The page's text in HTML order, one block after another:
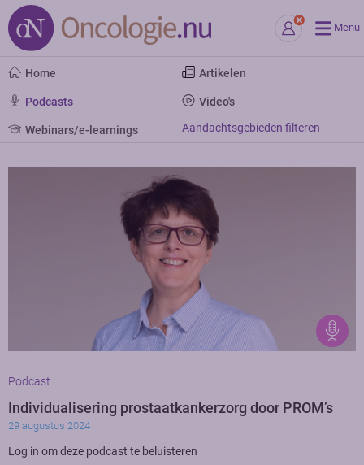
Menu
Home Artikelen
Podcasts Video's
Webinars/e-learnings Aandachtsgebieden filteren
Podcast
Individualisering prostaatkankerzorg door PROM’s
29 augustus 2024
Log in om deze podcast te beluisteren